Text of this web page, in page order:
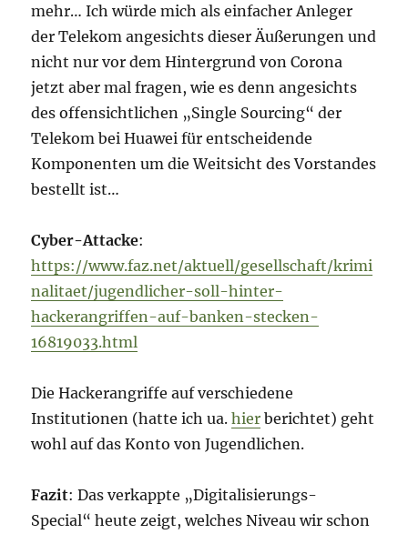
mehr… Ich würde mich als einfacher Anleger
der Telekom angesichts dieser Äußerungen und
nicht nur vor dem Hintergrund von Corona
jetzt aber mal fragen, wie es denn angesichts
des offensichtlichen „Single Sourcing“ der
Telekom bei Huawei für entscheidende
Komponenten um die Weitsicht des Vorstandes
bestellt ist…
Cyber-Attacke:
https://www.faz.net/aktuell/gesellschaft/krimi
nalitaet/jugendlicher-soll-hinter-
hackerangriffen-auf-banken-stecken-
16819033.html
Die Hackerangriffe auf verschiedene
Institutionen (hatte ich ua.hier berichtet) geht
wohl auf das Konto von Jugendlichen.
Fazit: Das verkappte „Digitalisierungs-
Special“ heute zeigt, welches Niveau wir schon